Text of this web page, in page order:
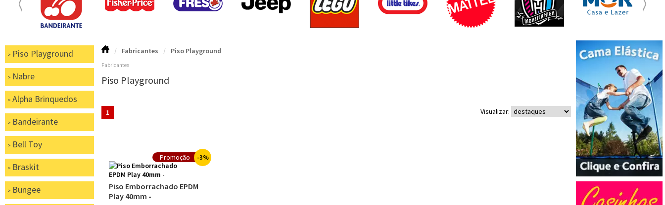
Piso Playground
Nabre
Alpha Brinquedos
Bandeirante
Bell Toy
Braskit
Bungee
Fabricantes Piso Playground
Fabricantes
Piso Playground
Visualizar:
1
Piso Emborrachado EPDM
Play 40mm -
3%